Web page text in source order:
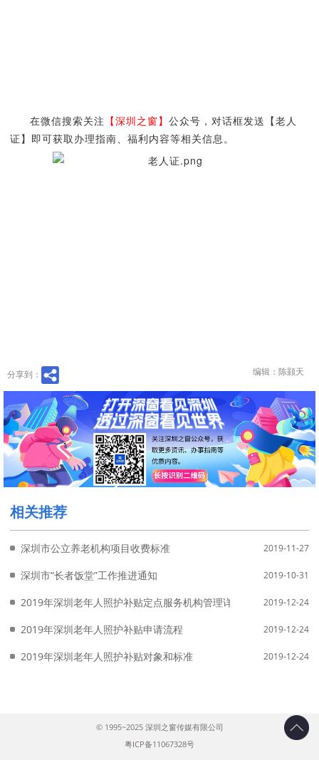
在微信搜索关注 【深圳之窗】 公众号，对话框发送【老人
证】即可获取办理指南、福利内容等相关信息。
分享到： 编辑：陈颢天
相关推荐
深圳市公立养老机构项目收费标准 2019-11-27
深圳市“长者饭堂”工作推进通知 2019-10-31
2019年深圳老年人照护补贴定点服务机构管理详情 2019-12-24
2019年深圳老年人照护补贴申请流程 2019-12-24
2019年深圳老年人照护补贴对象和标准 2019-12-24
© 1995~2025 深圳之窗传媒有限公司
粤ICP备11067328号